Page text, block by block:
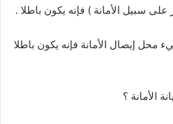
سبيل الأمانة ) فإنه يكون باطلا .
محل إيصال الأمانة فإنه يكون باطلا